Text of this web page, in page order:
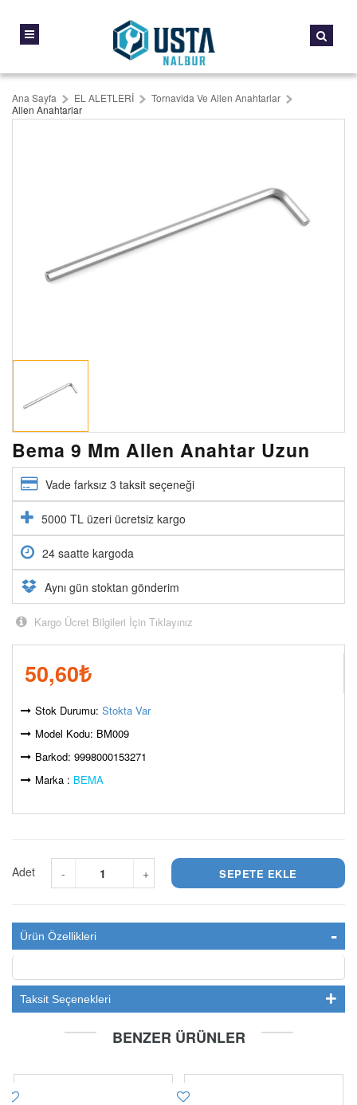
Ana Sayfa EL ALETLERİ
Tornavida Ve Allen Anahtarlar
Allen Anahtarlar
Bema 9 Mm Allen Anahtar Uzun
Vade farksız 3 taksit seçeneği
5000 TL üzeri ücretsiz kargo
24 saatte kargoda
Aynı gün stoktan gönderim
Kargo Ücret Bilgileri İçin Tıklayınız
50,60₺
Stok Durumu: Stokta Var
Model Kodu: BM009
Barkod: 9998000153271
Marka : BEMA
Adet +
-
Ürün Özellikleri
Taksit Seçenekleri
BENZER ÜRÜNLER